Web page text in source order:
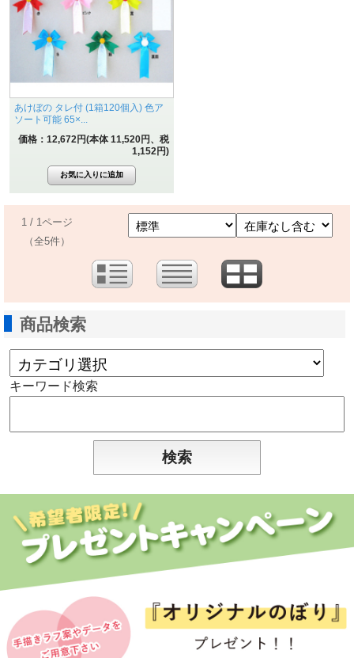
あけぼの タレ付 (1箱120個入) 色ア
ソート可能 65×...
価格：12,672円(本体 11,520円、税
1,152円)
1 / 1ページ
（全5件）
商品検索
キーワード検索